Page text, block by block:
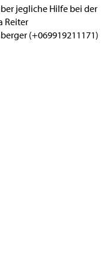
jegliche Hilfe bei der
Reiter
(+069919211171)